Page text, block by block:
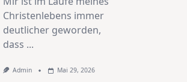
Christenlebens immer
deutlicher geworden,
dass ...
Admin Mai 29, 2026